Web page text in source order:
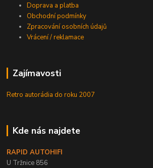
Doprava a platba
Obchodní podmínky
Zpracování osobních údajů
Vrácení / reklamace
Zajímavosti
Retro autorádia do roku 2007
Kde nás najdete
RAPID AUTOHIFI
U Tržnice 856